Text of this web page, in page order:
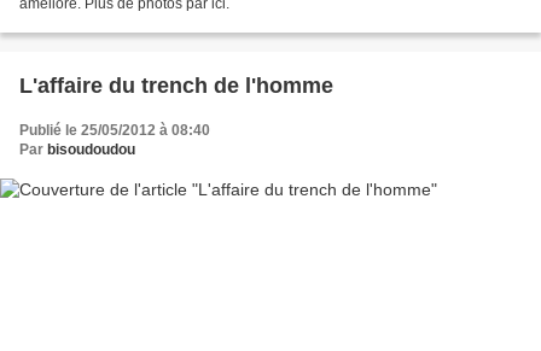
amélioré. Plus de photos par ici.
L'affaire du trench de l'homme
Publié le 25/05/2012 à 08:40
Par bisoudoudou